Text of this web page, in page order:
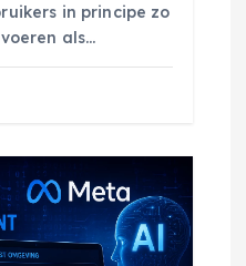
in principe zo
als…